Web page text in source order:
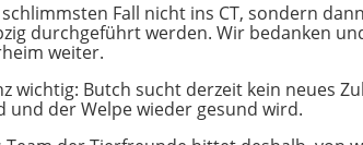
Fall nicht ins CT, sondern
durchgeführt werden. Wir bedanken
weiter.
wichtig: Butch sucht derzeit kein neues
und der Welpe wieder gesund wird.